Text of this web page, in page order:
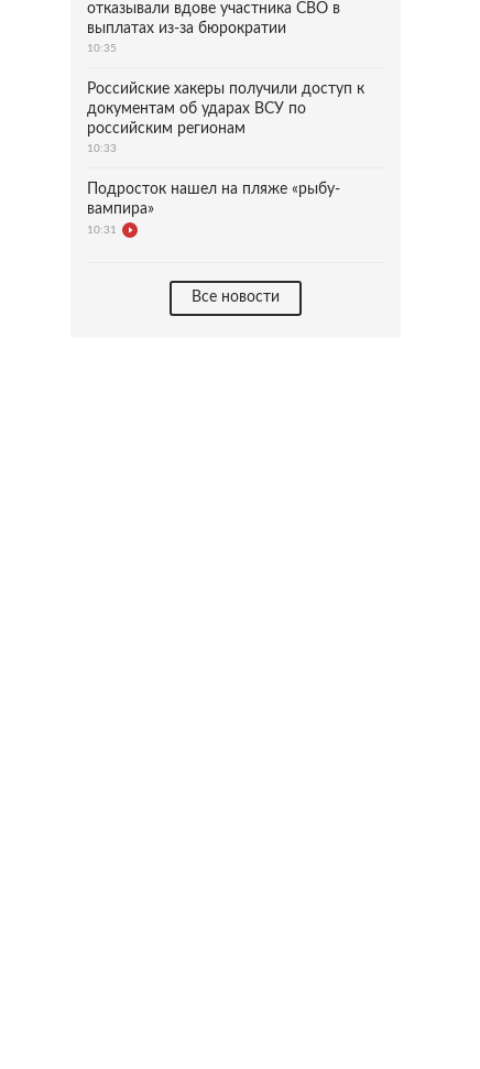
отказывали вдове участника СВО в
выплатах из-за бюрократии
10:35
Российские хакеры получили доступ к
документам об ударах ВСУ по
российским регионам
10:33
Подросток нашел на пляже «рыбу-
вампира»
10:31
Все новости